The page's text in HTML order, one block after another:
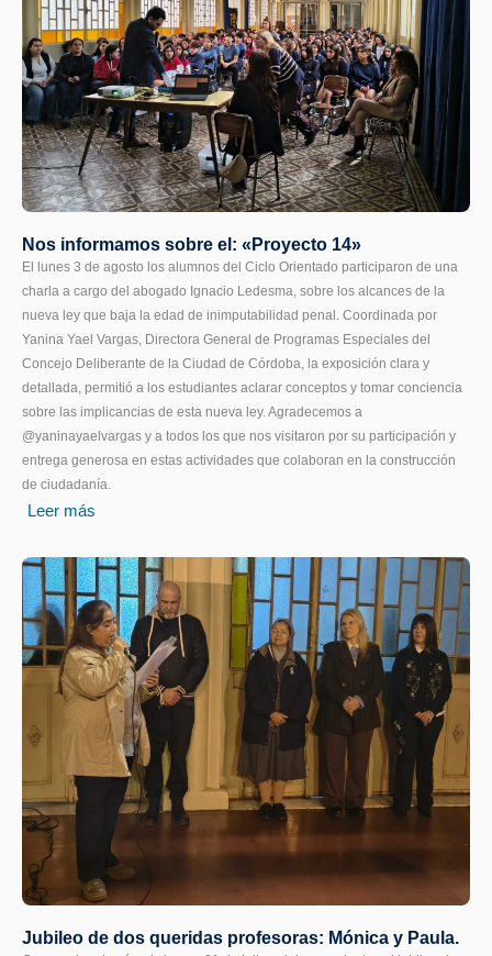
Nos informamos sobre el: «Proyecto 14»
El lunes 3 de agosto los alumnos del Ciclo Orientado participaron de una
charla a cargo del abogado Ignacio Ledesma, sobre los alcances de la
nueva ley que baja la edad de inimputabilidad penal. Coordinada por
Yanina Yael Vargas, Directora General de Programas Especiales del
Concejo Deliberante de la Ciudad de Córdoba, la exposición clara y
detallada, permitió a los estudiantes aclarar conceptos y tomar conciencia
sobre las implicancias de esta nueva ley. Agradecemos a
@yaninayaelvargas y a todos los que nos visitaron por su participación y
entrega generosa en estas actividades que colaboran en la construcción
de ciudadanía.
Leer más
Jubileo de dos queridas profesoras: Mónica y Paula.